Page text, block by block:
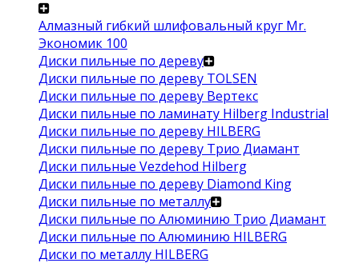
Алмазный гибкий шлифовальный круг Mr.
Экономик 100
Диски пильные по дереву
Диски пильные по дереву TOLSEN
Диски пильные по дереву Вертекс
Диски пильные по ламинату Hilberg Industrial
Диски пильные по дереву HILBERG
Диски пильные по дереву Трио Диамант
Диски пильные Vezdehod Hilberg
Диски пильные по дереву Diamond King
Диски пильные по металлу
Диски пильные по Алюминию Трио Диамант
Диски пильные по Алюминию HILBERG
Диски по металлу HILBERG